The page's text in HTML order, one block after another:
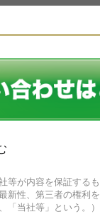
が内容を保証するも
新性、第三者の権利
「当社等」という。